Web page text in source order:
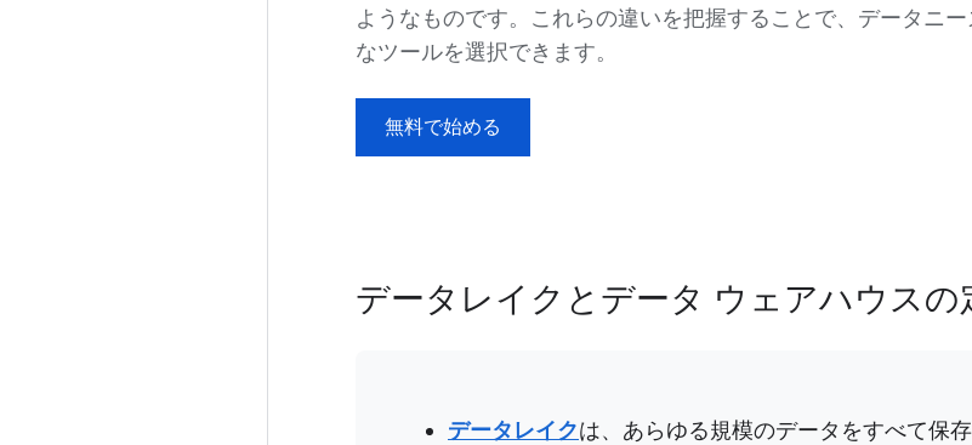
ようなものです。これらの違いを把握することで、データニ
なツールを選択できます。
無料で始める
データレイクとデータ ウェアハウスの
データレイクは、あらゆる規模のデータをすべて保